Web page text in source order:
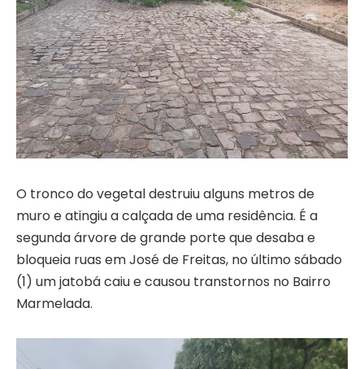
O tronco do vegetal destruiu alguns metros de
muro e atingiu a calçada de uma residência. É a
segunda árvore de grande porte que desaba e
bloqueia ruas em José de Freitas, no último sábado
(1) um jatobá caiu e causou transtornos no Bairro
Marmelada.